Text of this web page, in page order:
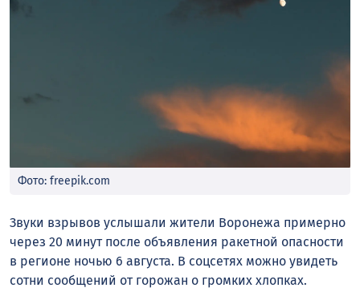
Фото: freepik.com
Звуки взрывов услышали жители Воронежа примерно
через 20 минут после объявления ракетной опасности
в регионе ночью 6 августа. В соцсетях можно увидеть
сотни сообщений от горожан о громких хлопках.